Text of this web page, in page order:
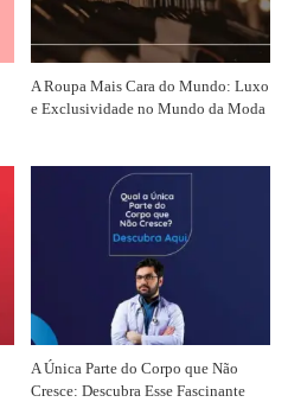
A Roupa Mais Cara do Mundo: Luxo
e Exclusividade no Mundo da Moda
A Única Parte do Corpo que Não
Cresce: Descubra Esse Fascinante